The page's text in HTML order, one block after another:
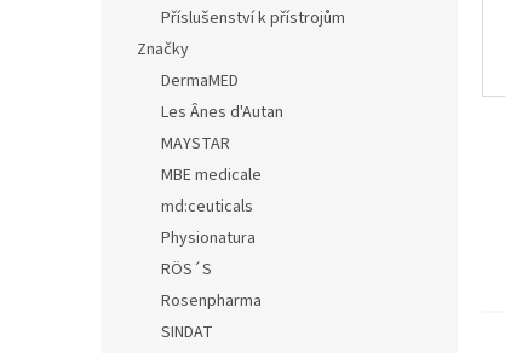
Příslušenství k přístrojům
Značky
DermaMED
Les Ânes d'Autan
MAYSTAR
MBE medicale
md:ceuticals
Physionatura
RÖS´S
Rosenpharma
SINDAT